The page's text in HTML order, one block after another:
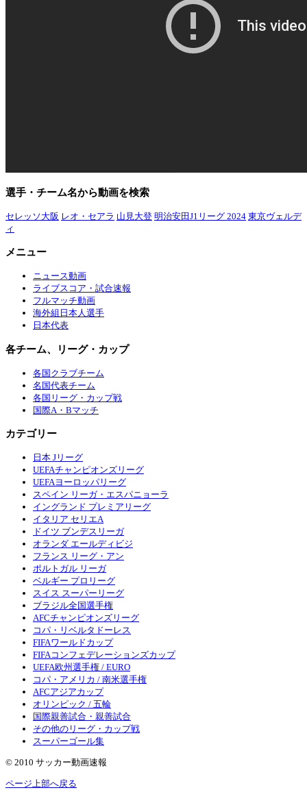
選手・チーム名から動画を検索
セレッソ大阪 レオ・セアラ 山見大登 明治安田J1リーグ 2024 東京ヴェルデ
ィ
メニュー
ニュース動画
ライブスコア・試合速報
フルマッチ動画
海外組日本人選手
日本代表
各チーム、リーグ・カップ
各国クラブチーム
名国代表チーム
各国リーグ・カップ戦
国際A・Bマッチ
カテゴリー
日本 Jリーグ
UEFAチャンピオンズリーグ
UEFAヨーロッパリーグ
スペイン リーガ・エスパニョーラ
イングランド プレミアリーグ
イタリア セリエA
ドイツ ブンデスリーガ
オランダ エールディビジ
フランス リーグ・アン
ポルトガル リーガ
ベルギー プロリーグ
スイス スーパーリーグ
ブラジル全国選手権
AFCチャンピオンズリーグ
コパ・リベルタドーレス
FIFAワールドカップ
FIFAコンフェデレーションズカップ
UEFA欧州選手権 / EURO
コパ・アメリカ / 南米選手権
AFCアジアカップ
オリンピック / 五輪
国際親善試合・親善試合
その他のリーグ・カップ戦
スーパーゴール集
© 2010 サッカー動画速報
ページ上部へ戻る